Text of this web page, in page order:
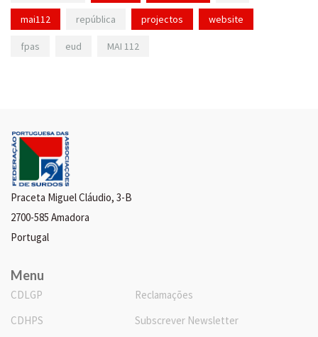
mai112 república projectos website
fpas eud MAI 112
Praceta Miguel Cláudio, 3-B
2700-585 Amadora
Portugal
Menu
CDLGP
CDHPS
Reclamações
Subscrever Newsletter